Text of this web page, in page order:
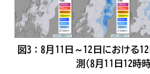
図3：8月11日～12日における
測(8月11日12時